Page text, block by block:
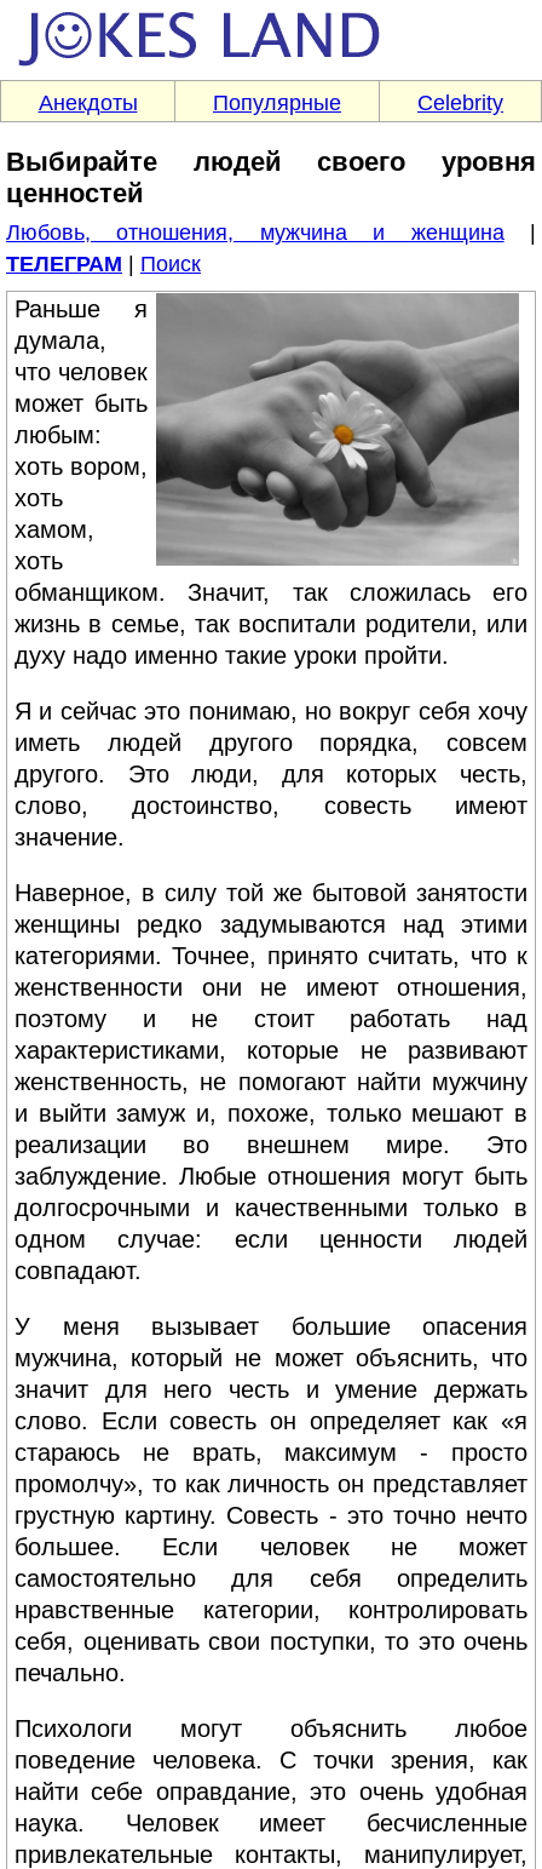
Анекдоты Популярные Celebrity
Выбирайте людей своего уровня
ценностей
Любовь, отношения, мужчина и женщина|
ТЕЛЕГРАМ
Поиск
Раньше я
думала,
что человек
может быть
любым:
хоть вором,
хоть
хамом,
хоть
обманщиком. Значит, так сложилась его
жизнь в семье, так воспитали родители, или
духу надо именно такие уроки пройти.
Я и сейчас это понимаю, но вокруг себя хочу
иметь людей другого порядка, совсем
другого. Это люди, для которых честь,
слово, достоинство, совесть имеют
значение.
Наверное, в силу той же бытовой занятости
женщины редко задумываются над этими
категориями. Точнее, принято считать, что к
женственности они не имеют отношения,
поэтому и не стоит работать над
характеристиками, которые не развивают
женственность, не помогают найти мужчину
и выйти замуж и, похоже, только мешают в
реализации во внешнем мире. Это
заблуждение. Любые отношения могут быть
долгосрочными и качественными только в
одном случае: если ценности людей
совпадают.
У меня вызывает большие опасения
мужчина, который не может объяснить, что
значит для него честь и умение держать
слово. Если совесть он определяет как «я
стараюсь не врать, максимум - просто
промолчу», то как личность он представляет
грустную картину. Совесть - это точно нечто
большее. Если человек не может
самостоятельно для себя определить
нравственные категории, контролировать
себя, оценивать свои поступки, то это очень
печально.
Психологи могут объяснить любое
поведение человека. С точки зрения, как
найти себе оправдание, это очень удобная
наука. Человек имеет бесчисленные
привлекательные контакты, манипулирует,